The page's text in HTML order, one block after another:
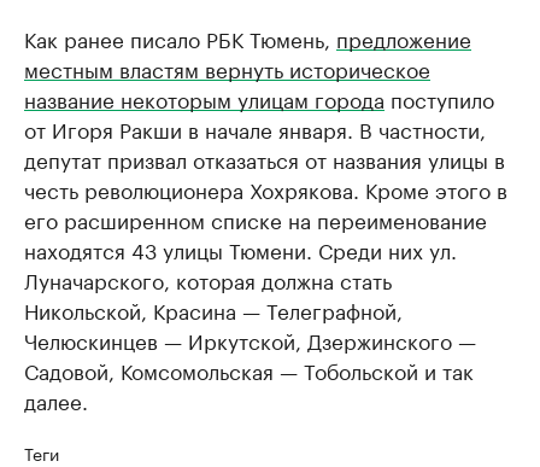
Как ранее писало РБК Тюмень, предложение
местным властям вернуть историческое
название некоторым улицам города поступило
от Игоря Ракши в начале января. В частности,
депутат призвал отказаться от названия улицы в
честь революционера Хохрякова. Кроме этого в
его расширенном списке на переименование
находятся 43 улицы Тюмени. Среди них ул.
Луначарского, которая должна стать
Никольской, Красина — Телеграфной,
Челюскинцев — Иркутской, Дзержинского —
Садовой, Комсомольская — Тобольской и так
далее.
Теги